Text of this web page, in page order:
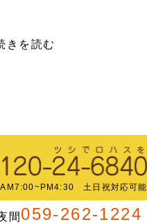
きを読む
AM7:00~PM4:30 土日祝対応可能
間 059-262-1224